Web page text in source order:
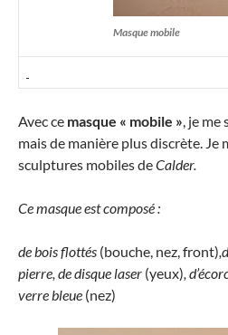
Masque mobile
Avec ce masque « mobile », je me
mais de manière plus discrète. Je
sculptures mobiles deCalder.
Ce masque est composé :
de bois flottés (bouche, nez, front)
pierre, de disque laser (yeux),
verre bleue (nez)